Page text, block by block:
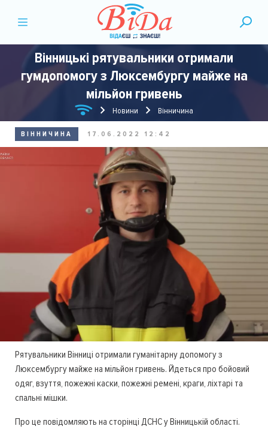
Вінницькі рятувальники отримали
гумдопомогу з Люксембургу майже на
мільйон гривень
Новини Вінничина
ВІННИЧИНА 17.06.2022 12:42
Рятувальники Вінниці отримали гуманітарну допомогу з
Люксембургу майже на мільйон гривень. Йдеться про бойовий
одяг, взуття, пожежні каски, пожежні ремені, краги, ліхтарі та
спальні мішки.
Про це повідомляють на сторінці ДСНС у Вінницькій області.